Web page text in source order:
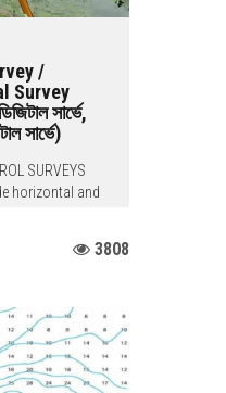
/
Survey
সার্ভে,
সার্ভে)
SURVEYS
horizontal and
3808